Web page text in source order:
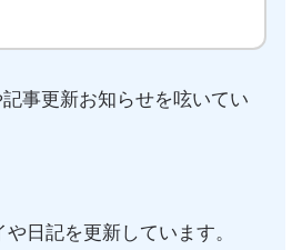
事更新お知らせを呟いてい
日記を更新しています。